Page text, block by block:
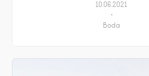
10.06.2021
Boda